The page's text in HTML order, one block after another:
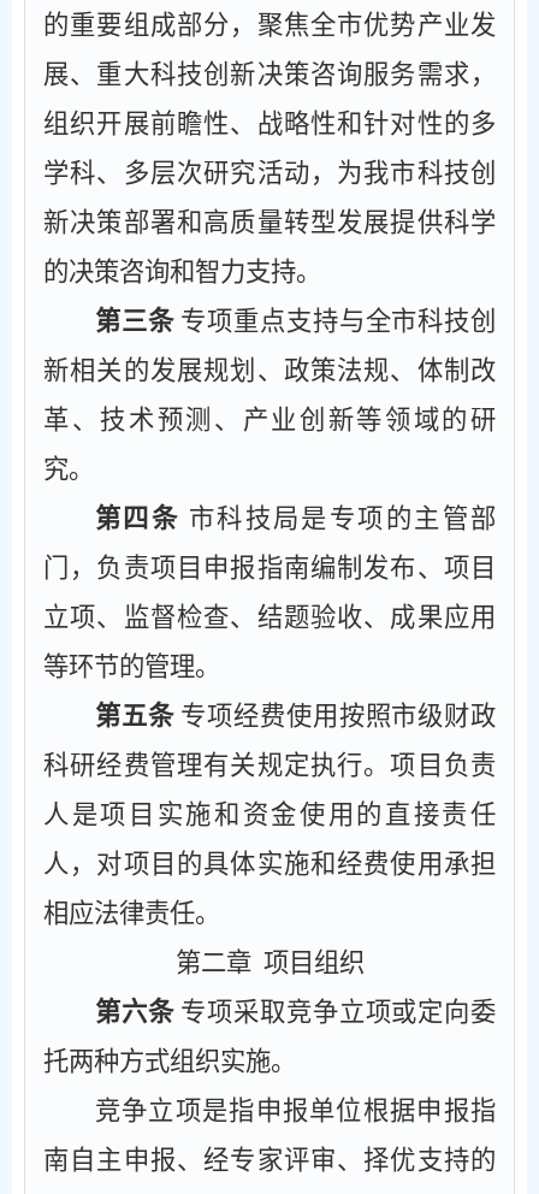
的重要组成部分，聚焦全市优势产业发
展、重大科技创新决策咨询服务需求，
组织开展前瞻性、战略性和针对性的多
学科、多层次研究活动，为我市科技创
新决策部署和高质量转型发展提供科学
的决策咨询和智力支持。
第三条 专项重点支持与全市科技创
新相关的发展规划、政策法规、体制改
革、技术预测、产业创新等领域的研
究。
第四条 市科技局是专项的主管部
门，负责项目申报指南编制发布、项目
立项、监督检查、结题验收、成果应用
等环节的管理。
第五条 专项经费使用按照市级财政
科研经费管理有关规定执行。项目负责
人是项目实施和资金使用的直接责任
人，对项目的具体实施和经费使用承担
相应法律责任。
第二章 项目组织
第六条 专项采取竞争立项或定向委
托两种方式组织实施。
竞争立项是指申报单位根据申报指
南自主申报、经专家评审、择优支持的